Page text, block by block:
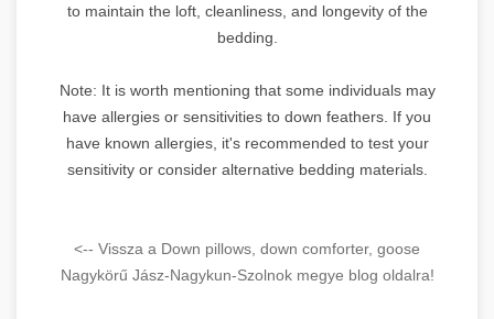
to maintain the loft, cleanliness, and longevity of the
bedding.
Note: It is worth mentioning that some individuals may
have allergies or sensitivities to down feathers. If you
have known allergies, it's recommended to test your
sensitivity or consider alternative bedding materials.
<-- Vissza a Down pillows, down comforter, goose
Nagykörű Jász-Nagykun-Szolnok megye blog oldalra!